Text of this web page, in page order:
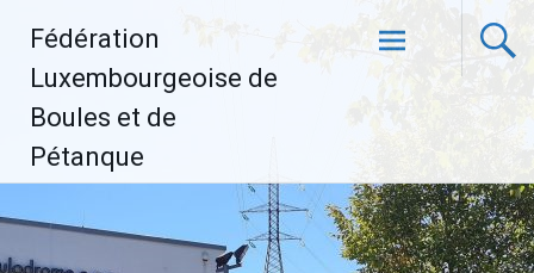
contenu
Fédération
Luxembourgeoise de
Boules et de
Pétanque